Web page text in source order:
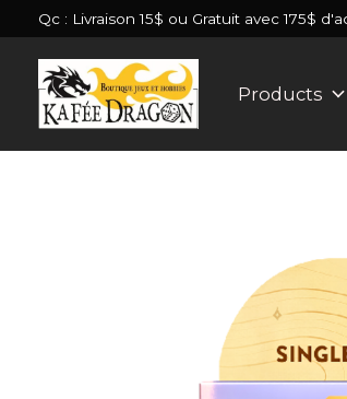
Qc : Livraison 15$ ou Gratuit avec 175$
Products
Slideshow Items